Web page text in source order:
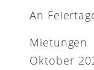
An
Oktober